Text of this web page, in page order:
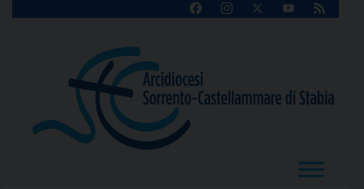
FacebookInstagram
X
YouTube
Feed